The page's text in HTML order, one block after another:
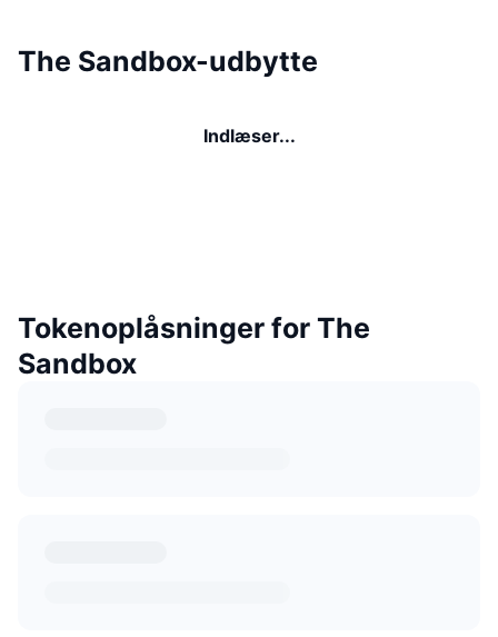
The Sandbox-udbytte
Indlæser...
Tokenoplåsninger for The
Sandbox